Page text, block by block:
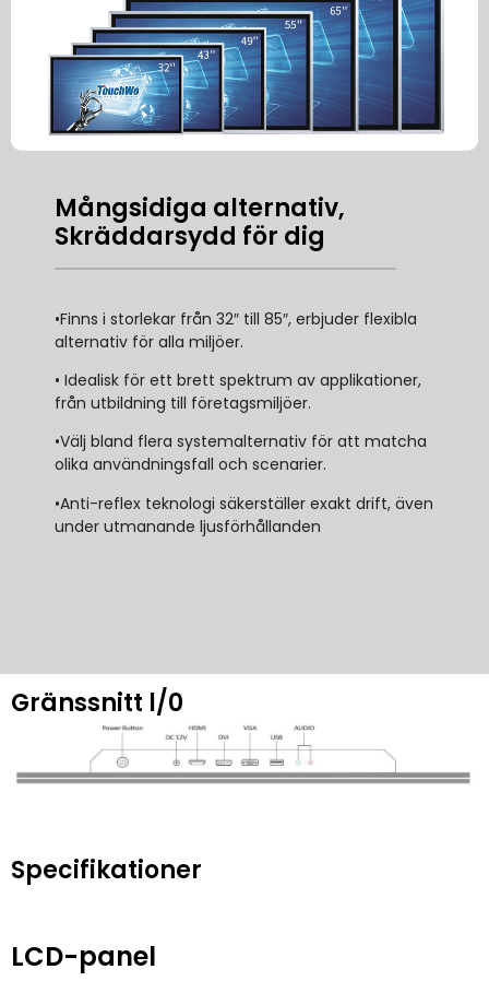
Mångsidiga alternativ,
Skräddarsydd för dig
•Finns i storlekar från 32″ till 85″, erbjuder flexibla
alternativ för alla miljöer.
• Idealisk för ett brett spektrum av applikationer,
från utbildning till företagsmiljöer.
•Välj bland flera systemalternativ för att matcha
olika användningsfall och scenarier.
•Anti-reflex teknologi säkerställer exakt drift, även
under utmanande ljusförhållanden
Gränssnitt l/0
Specifikationer
LCD-panel